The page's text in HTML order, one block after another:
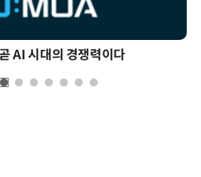
AI 시대의 경쟁력이다